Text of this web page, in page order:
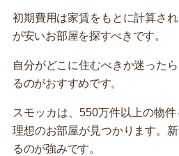
初期費用は家賃をもとに計算さ
が安いお部屋を探すべきです。
自分がどこに住むべきか迷ったら
るのがおすすめです。
スモッカは、550万件以上の物件
理想のお部屋が見つかります。
るのが強みです。